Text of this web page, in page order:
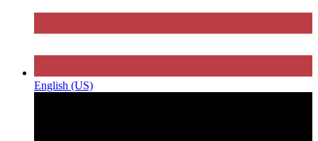
English (US)